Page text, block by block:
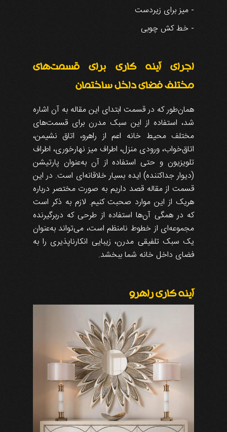
- میز برای زیردست
- خط کش چوبی
اجرای آینه کاری برای قسمت‌های
مختلف فضای داخل ساختمان
همان‌طور که در قسمت ابتدای این مقاله به آن اشاره
شد، استفاده از این سبک مدرن برای قسمت‌های
مختلف محیط خانه اعم از راهرو، اتاق نشیمن،
اتاق‌خواب، ورودی منزل، اطراف میز نهارخوری، اطراف
تلویزیون و حتی استفاده از آن به‌عنوان پارتیشن
(دیوار جداکننده) ایده بسیار خلاقانه‌ای است. در این
قسمت از مقاله قصد داریم به صورت مختصر درباره
هریک از این‌ موارد صحبت کنیم. لازم به ذکر است
که در همگی آن‌ها استفاده از طرحی که دربرگیرنده
مجموعه‌ای از خطوط نامنظم است، می‌تواند به‌عنوان
یک سبک تلفیقی مدرن، زیبایی انکارناپذیری را به
فضای داخل خانه شما ببخشد.
آینه کاری راهرو